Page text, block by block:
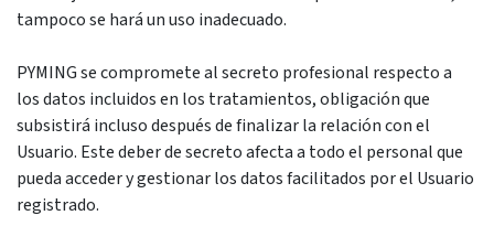
tampoco se hará un uso inadecuado.
PYMING se compromete al secreto profesional respecto a
los datos incluidos en los tratamientos, obligación que
subsistirá incluso después de finalizar la relación con el
Usuario. Este deber de secreto afecta a todo el personal que
pueda acceder y gestionar los datos facilitados por el Usuario
registrado.